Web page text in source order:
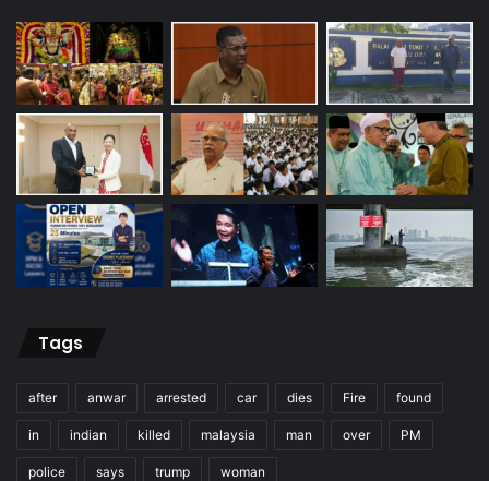
Tags
after anwar arrested car dies Fire found
in indian killed malaysia man over PM
police says trump woman